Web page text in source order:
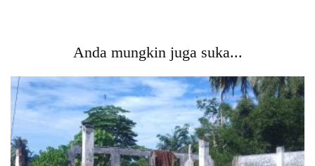
Anda mungkin juga suka...